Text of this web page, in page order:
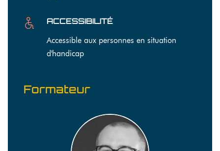
ACCESSIBILITÉ
Accessible aux personnes en situation
d'handicap
Formateur